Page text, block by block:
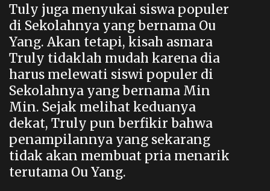
Tuly juga menyukai siswa populer
di Sekolahnya yang bernama Ou
Yang. Akan tetapi, kisah asmara
Truly tidaklah mudah karena dia
harus melewati siswi populer di
Sekolahnya yang bernama Min
Min. Sejak melihat keduanya
dekat, Truly pun berfikir bahwa
penampilannya yang sekarang
tidak akan membuat pria menarik
terutama Ou Yang.